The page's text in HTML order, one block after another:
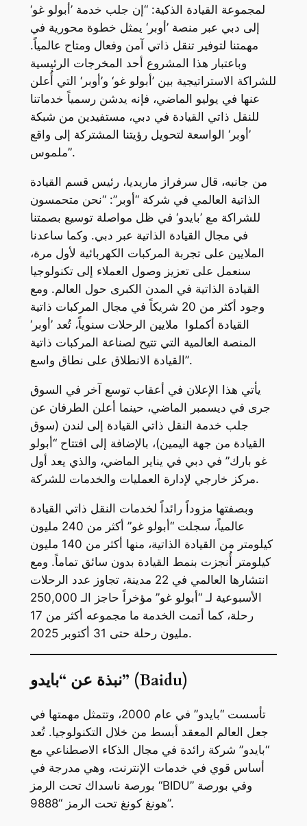
لمجموعة القيادة الذكية: “إن جلب خدمة ’أبولو غو‘
إلى دبي عبر منصة ’أوبر‘ يمثل خطوة محورية في
مهمتنا لتوفير تنقل ذاتي آمن وفعال ومتاح عالمياً.
وباعتبار هذا المشروع أحد المخرجات الرئيسية
للشراكة الاستراتيجية بين ’أبولو غو‘ و’أوبر‘ التي أُعلن
عنها في يوليو الماضي، فإنه يدشن رسمياً خدماتنا
للنقل ذاتي القيادة في دبي، مستفيدين من شبكة
’أوبر‘ الواسعة لتحويل رؤيتنا المشتركة إلى واقع
ملموس”.
من جانبه، قال سرفراز ماريديا، رئيس قسم القيادة
الذاتية العالمي في شركة “أوبر”: “نحن متحمسون
للشراكة مع ’بايدو‘ في ظل مواصلة توسيع بصمتنا
في مجال القيادة الذاتية عبر دبي. وكما ساعدنا
الملايين على تجربة المركبات الكهربائية لأول مرة،
سنعمل على تعزيز وصول العملاء إلى تكنولوجيا
القيادة الذاتية في المدن الكبرى حول العالم. ومع
وجود أكثر من 20 شريكاً في مجال المركبات ذاتية
القيادة أكملوا ملايين الرحلات سنوياً، تُعد ’أوبر‘
المنصة العالمية التي تتيح لصناعة المركبات ذاتية
القيادة الانطلاق على نطاق واسع”.
يأتي هذا الإعلان في أعقاب توسع آخر في السوق
جرى في ديسمبر الماضي، حينما أعلن الطرفان عن
جلب خدمة النقل ذاتي القيادة إلى لندن (سوق
القيادة من جهة اليمين)، بالإضافة إلى افتتاح “أبولو
غو بارك” في دبي في يناير الماضي، والذي يعد أول
مركز خارجي لإدارة العمليات والخدمات للشركة.
وبصفتها مزوداً رائداً لخدمات النقل ذاتي القيادة
عالمياً، سجلت “أبولو غو” أكثر من 240 مليون
كيلومتر من القيادة الذاتية، منها أكثر من 140 مليون
كيلومتر أُنجزت بنمط القيادة بدون سائق تماماً. ومع
انتشارها العالمي في 22 مدينة، تجاوز عدد الرحلات
الأسبوعية لـ “أبولو غو” مؤخراً حاجز الـ 250,000
رحلة، كما أتمت الخدمة ما مجموعه أكثر من 17
مليون رحلة حتى 31 أكتوبر 2025.
نبذة عن “بايدو” (Baidu)
تأسست “بايدو” في عام 2000، وتتمثل مهمتها في
جعل العالم المعقد أبسط من خلال التكنولوجيا. تُعد
“بايدو” شركة رائدة في مجال الذكاء الاصطناعي مع
أساس قوي في خدمات الإنترنت، وهي مدرجة في
بورصة ناسداك تحت الرمز “BIDU” وفي بورصة
هونغ كونغ تحت الرمز “9888”.